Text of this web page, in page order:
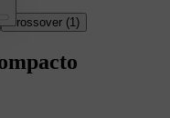
Crossover (1 )